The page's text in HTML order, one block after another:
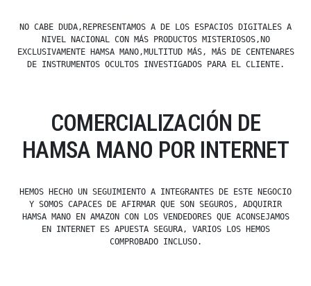
NO CABE DUDA,REPRESENTAMOS A DE LOS ESPACIOS DIGITALES A
NIVEL NACIONAL CON MÁS PRODUCTOS MISTERIOSOS,NO
EXCLUSIVAMENTE HAMSA MANO,MULTITUD MÁS, MÁS DE CENTENARES
DE INSTRUMENTOS OCULTOS INVESTIGADOS PARA EL CLIENTE.
COMERCIALIZACIÓN DE
HAMSA MANO POR INTERNET
HEMOS HECHO UN SEGUIMIENTO A INTEGRANTES DE ESTE NEGOCIO
Y SOMOS CAPACES DE AFIRMAR QUE SON SEGUROS, ADQUIRIR
HAMSA MANO EN AMAZON CON LOS VENDEDORES QUE ACONSEJAMOS
EN INTERNET ES APUESTA SEGURA, VARIOS LOS HEMOS
COMPROBADO INCLUSO.